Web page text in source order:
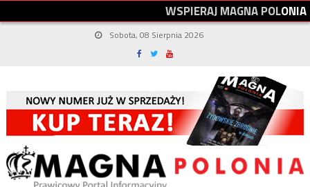
WSPIERAJMAGNAPOLONIA
Sobota, 08 Sierpnia 2026